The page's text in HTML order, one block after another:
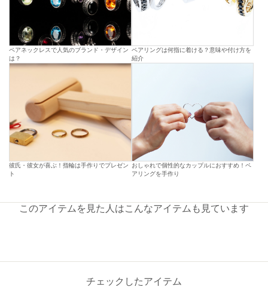
ペアネックレスで人気のブランド・デザイン
は？
ペアリングは何指に着ける？意味や付け方を
紹介
彼氏・彼女が喜ぶ！指輪は手作りでプレゼン
ト
おしゃれで個性的なカップルにおすすめ！ペ
アリングを手作り
このアイテムを見た人はこんなアイテムも見ています
チェックしたアイテム